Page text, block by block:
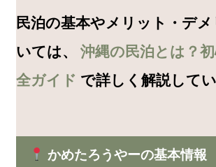
民泊の基本やメリット・デ
いては、 沖縄の民泊とは？
全ガイド で詳しく解説してい
かめたろうやーの基本情報